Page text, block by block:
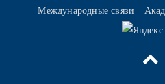
Международные связи